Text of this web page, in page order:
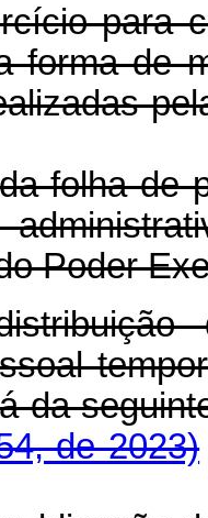
para
forma de
folha de
Poder
da
de 2023)